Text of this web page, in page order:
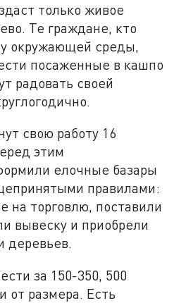
только живое
Те граждане, кто
окружающей среды,
посаженные в кашпо
радовать своей
свою работу 16
этим
елочные базары
правилами:
на торговлю, поставили
вывеску и приобрели
деревьев.
за 150-350, 500
от размера. Есть